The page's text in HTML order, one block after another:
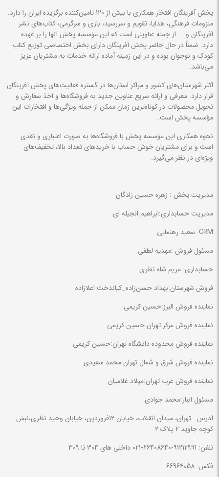
پخش آفرینگان افتخار همکاری با بیش از 120 تامین‌کننده برگزیده ایران را دارد.
ملزومات فرهنگی، هدایا، تقویم و سررسید، بازی و سرگرمی، کتاب‌های نشر
آفرینگان و ... از جمله عناوینی است که این مؤسسه پخش آنها را بر عهده
دارد. ضمناً در حال حاضر پخش آفرینگان دارای بخش اختصاصی توزیع کتاب
کودک و نوجوان بوده و در این زمینه آماده ارائه خدمات به مشتریان عزیز
می‌باشد.
اکثر شهرستان‌های کشور و مراکز استان‌ها در گستره فعالیت‌های پخش آفرینگان
قرار دارد. معرفی و ارائه سریع عناوین جدید به فروشگاه‌ها و اخذ سفارش و
تحویل محصولات در کوتاه‌ترین زمان ممکن از جمله ویژگی‌ها و افتخارات این
مؤسسه پخش است.
نحوه همکاری این مؤسسه پخش با فروشگاه‌ها به صورت اعتباری و نقدی
است و برای مشتریان خوش حساب با خریدهای تعداد بالا، تخفیف‌های
ویژه‌ای در نظر می‌گیرد.
مدیریت پخش : زهره حسین زادگان
مدیریت حسابداری:ابراهیم انجیله ای
CRM :سعید رهنمایی
مسئول فروش :مهدیه لطفی
حسابداری: مریم شاه نظری
فروش شهرستان:بهداد حسن‌زاده_کیاندخت اعلازاده
نماینده فروش البرز:حسین کریمی
نماینده فروش مرکز تهران:حسین کریمی
نماینده فروش محدوده دانشگاه تهران:حسین کریمی
نماینده فروش شرق و شمال تهران:محمد سعیدی
نماینده فروش غرب تهران:میلاد غلامیان
مسئول انبار:محمد جوادی
آدرس : تهران، میدان انقلاب، خیابان ‍12فروردین، خیابان وحید نظری،نبش
کوچه جاوید 2 پلاک 2
تلفن: 91212991-66408640-021 داخلی های 304 تا 309
فکس: 66964058